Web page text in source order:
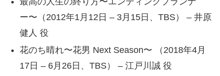
ー〜（2012年1月12日 – 3月15日、TBS） – 井原
健人 役
花のち晴れ〜花男 Next Season〜 （2018年4月
17日 – 6月26日、TBS） – 江戸川誠 役